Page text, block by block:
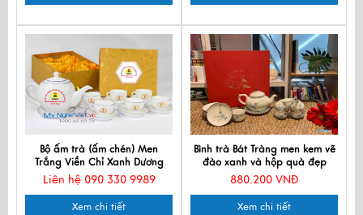
Bộ ấm trà (ấm chén) Men
Trắng Viền Chỉ Xanh Dương
MNV-BT236- Đại Hội Công
Đoàn huyện Đất Đỏ (HÀNG
ĐẶT)
Liên hệ 090 330 9989
Xem chi tiết
Bình trà Bát Tràng men kem vẽ
đào xanh và hộp quà đẹp
CBMNV-HBT1223.5
880.200 VNĐ
Xem chi tiết